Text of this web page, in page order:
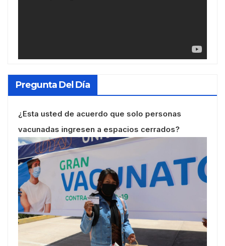
Pregunta Del Día
¿Esta usted de acuerdo que solo personas
vacunadas ingresen a espacios cerrados?